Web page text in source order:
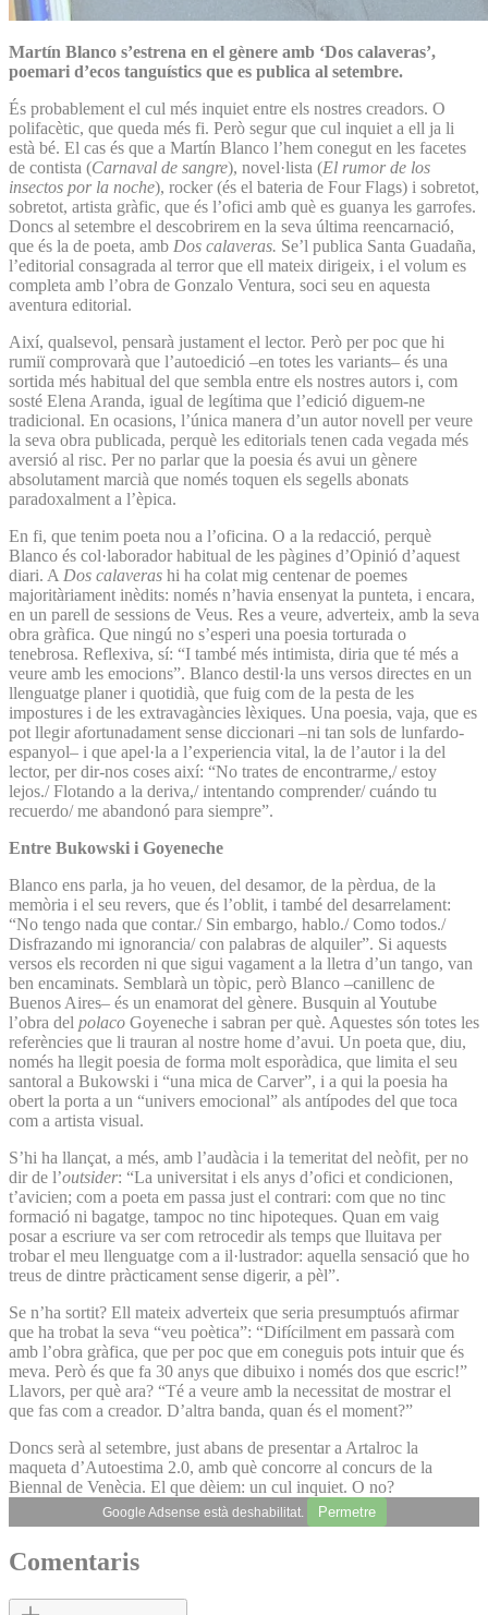
Martín Blanco s’estrena en el gènere amb ‘Dos calaveras’,
poemari d’ecos tanguístics que es publica al setembre.
És probablement el cul més inquiet entre els nostres creadors. O
polifacètic, que queda més fi. Però segur que cul inquiet a ell ja li
està bé. El cas és que a Martín Blanco l’hem conegut en les facetes
de contista (Carnaval de sangre), novel·lista (El rumor de los
insectos por la noche), rocker (és el bateria de Four Flags) i sobretot,
sobretot, artista gràfic, que és l’ofici amb què es guanya les garrofes.
Doncs al setembre el descobrirem en la seva última reencarnació,
que és la de poeta, amb Dos calaveras. Se’l publica Santa Guadaña,
l’editorial consagrada al terror que ell mateix dirigeix, i el volum es
completa amb l’obra de Gonzalo Ventura, soci seu en aquesta
aventura editorial.
Així, qualsevol, pensarà justament el lector. Però per poc que hi
rumiï comprovarà que l’autoedició –en totes les variants– és una
sortida més habitual del que sembla entre els nostres autors i, com
sosté Elena Aranda, igual de legítima que l’edició diguem-ne
tradicional. En ocasions, l’única manera d’un autor novell per veure
la seva obra publicada, perquè les editorials tenen cada vegada més
aversió al risc. Per no parlar que la poesia és avui un gènere
absolutament marcià que només toquen els segells abonats
paradoxalment a l’èpica.
En fi, que tenim poeta nou a l’oficina. O a la redacció, perquè
Blanco és col·laborador habitual de les pàgines d’Opinió d’aquest
diari. A Dos calaveras hi ha colat mig centenar de poemes
majoritàriament inèdits: només n’havia ensenyat la punteta, i encara,
en un parell de sessions de Veus. Res a veure, adverteix, amb la seva
obra gràfica. Que ningú no s’esperi una poesia torturada o
tenebrosa. Reflexiva, sí: “I també més intimista, diria que té més a
veure amb les emocions”. Blanco destil·la uns versos directes en un
llenguatge planer i quotidià, que fuig com de la pesta de les
impostures i de les extravagàncies lèxiques. Una poesia, vaja, que es
pot llegir afortunadament sense diccionari –ni tan sols de lunfardo-
espanyol– i que apel·la a l’experiencia vital, la de l’autor i la del
lector, per dir-nos coses així: “No trates de encontrarme,/ estoy
lejos./ Flotando a la deriva,/ intentando comprender/ cuándo tu
recuerdo/ me abandonó para siempre”.
Entre Bukowski i Goyeneche
Blanco ens parla, ja ho veuen, del desamor, de la pèrdua, de la
memòria i el seu revers, que és l’oblit, i també del desarrelament:
“No tengo nada que contar./ Sin embargo, hablo./ Como todos./
Disfrazando mi ignorancia/ con palabras de alquiler”. Si aquests
versos els recorden ni que sigui vagament a la lletra d’un tango, van
ben encaminats. Semblarà un tòpic, però Blanco –canillenc de
Buenos Aires– és un enamorat del gènere. Busquin al Youtube
l’obra del polaco Goyeneche i sabran per què. Aquestes són totes les
referències que li trauran al nostre home d’avui. Un poeta que, diu,
només ha llegit poesia de forma molt esporàdica, que limita el seu
santoral a Bukowski i “una mica de Carver”, i a qui la poesia ha
obert la porta a un “univers emocional” als antípodes del que toca
com a artista visual.
S’hi ha llançat, a més, amb l’audàcia i la temeritat del neòfit, per no
dir de l’outsider: “La universitat i els anys d’ofici et condicionen,
t’avicien; com a poeta em passa just el contrari: com que no tinc
formació ni bagatge, tampoc no tinc hipoteques. Quan em vaig
posar a escriure va ser com retrocedir als temps que lluitava per
trobar el meu llenguatge com a il·lustrador: aquella sensació que ho
treus de dintre pràcticament sense digerir, a pèl”.
Se n’ha sortit? Ell mateix adverteix que seria presumptuós afirmar
que ha trobat la seva “veu poètica”: “Difícilment em passarà com
amb l’obra gràfica, que per poc que em coneguis pots intuir que és
meva. Però és que fa 30 anys que dibuixo i només dos que escric!”
Llavors, per què ara? “Té a veure amb la necessitat de mostrar el
que fas com a creador. D’altra banda, quan és el moment?”
Doncs serà al setembre, just abans de presentar a Artalroc la
maqueta d’Autoestima 2.0, amb què concorre al concurs de la
Biennal de Venècia. El que dèiem: un cul inquiet. O no?
Google Adsense està deshabilitat. Permetre
Comentaris